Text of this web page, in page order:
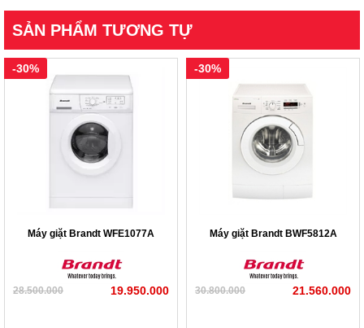
SẢN PHẨM TƯƠNG TỰ
Máy giặt Brandt WFE1077A
28.500.000
-30%
19.950.000
Máy giặt Brandt BWF5812A
30.800.000
-30%
21.560.000